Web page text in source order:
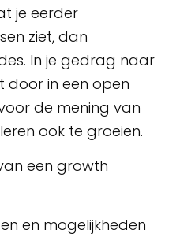
je eerder
ziet, dan
In je gedrag naar
door in een open
de mening van
ook te groeien.
een growth
en mogelijkheden